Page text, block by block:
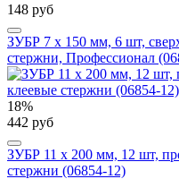
148 руб
ЗУБР 7 х 150 мм, 6 шт,
стержни, Профессионал
18%
442 руб
ЗУБР 11 х 200 мм, 12 шт,
стержни (06854-12)